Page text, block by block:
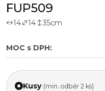
FUP509
14 14 35cm
MOC s DPH:
Kusy (min. odběr 2 ks)